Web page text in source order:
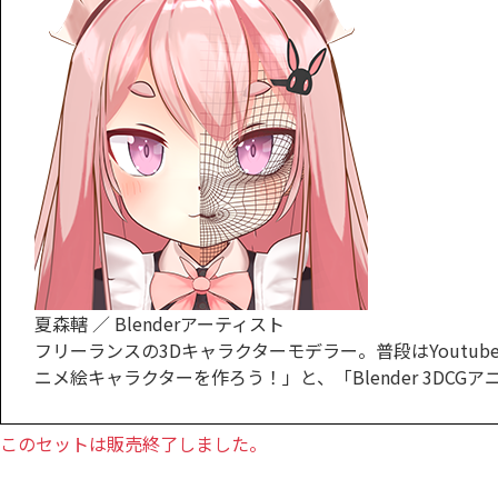
夏森轄 ／ Blenderアーティスト
フリーランスの3Dキャラクターモデラー。普段は
ニメ絵キャラクターを作ろう！」と、「Blender 3DCGア
このセットは販売終了しました。